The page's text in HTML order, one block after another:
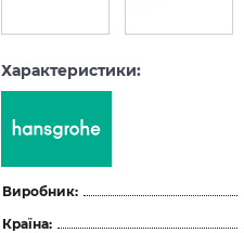
Характеристики:
Виробник:
Країна: